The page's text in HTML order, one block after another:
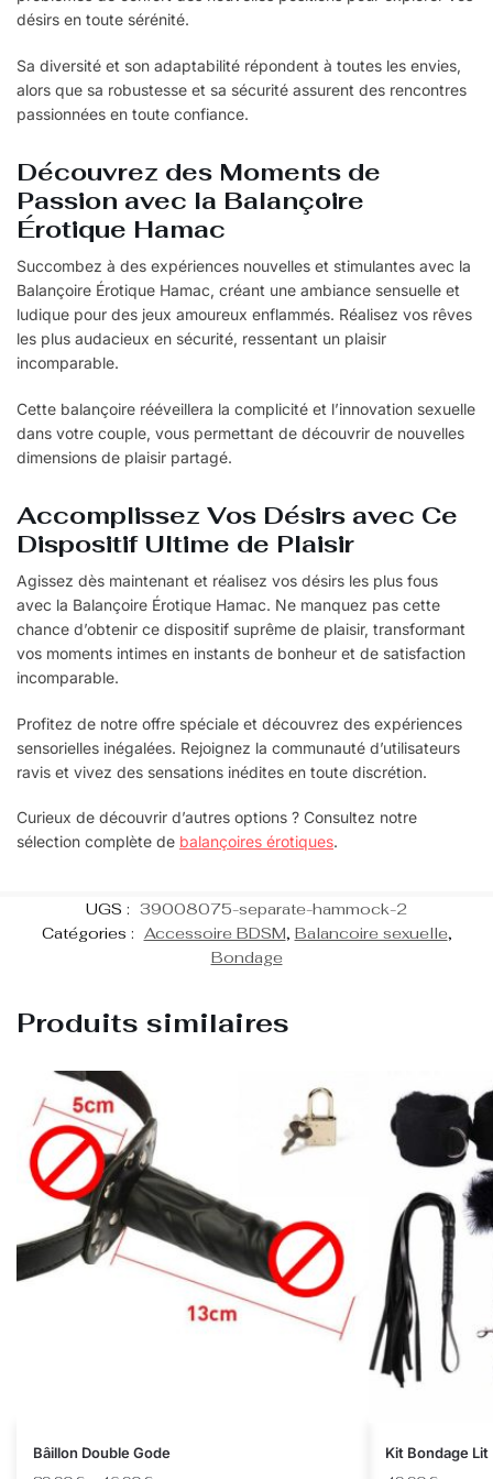
désirs en toute sérénité.
Sa diversité et son adaptabilité répondent à toutes les envies,
alors que sa robustesse et sa sécurité assurent des rencontres
passionnées en toute confiance.
Découvrez des Moments de
Passion avec la Balançoire
Érotique Hamac
Succombez à des expériences nouvelles et stimulantes avec la
Balançoire Érotique Hamac, créant une ambiance sensuelle et
ludique pour des jeux amoureux enflammés. Réalisez vos rêves
les plus audacieux en sécurité, ressentant un plaisir
incomparable.
Cette balançoire rééveillera la complicité et l’innovation sexuelle
dans votre couple, vous permettant de découvrir de nouvelles
dimensions de plaisir partagé.
Accomplissez Vos Désirs avec Ce
Dispositif Ultime de Plaisir
Agissez dès maintenant et réalisez vos désirs les plus fous
avec la Balançoire Érotique Hamac. Ne manquez pas cette
chance d’obtenir ce dispositif suprême de plaisir, transformant
vos moments intimes en instants de bonheur et de satisfaction
incomparable.
Profitez de notre offre spéciale et découvrez des expériences
sensorielles inégalées. Rejoignez la communauté d’utilisateurs
ravis et vivez des sensations inédites en toute discrétion.
Curieux de découvrir d’autres options ? Consultez notre
sélection complète de balançoires érotiques.
UGS : 39008075-separate-hammock-2
Catégories : Accessoire BDSM, Balancoire sexuelle,
Bondage
Produits similaires
Bâillon Double Gode
Kit Bondage Lit